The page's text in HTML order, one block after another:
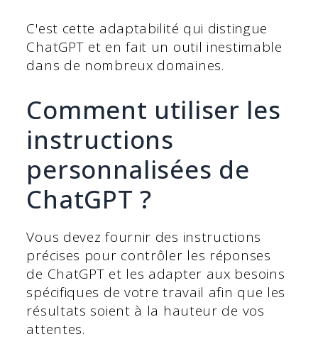
C'est cette adaptabilité qui distingue
ChatGPT et en fait un outil inestimable
dans de nombreux domaines.
Comment utiliser les
instructions
personnalisées de
ChatGPT ?
Vous devez fournir des instructions
précises pour contrôler les réponses
de ChatGPT et les adapter aux besoins
spécifiques de votre travail afin que les
résultats soient à la hauteur de vos
attentes.